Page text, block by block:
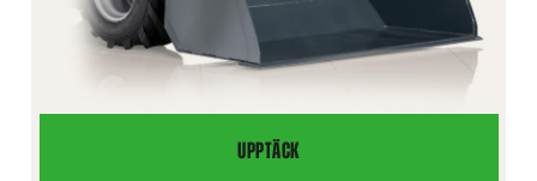
UPPTÄCK
UNIVERSALSKOPA